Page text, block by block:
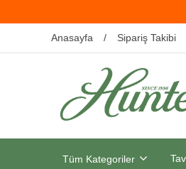
Anasayfa Sipariş Takibi
Tüm Kategoriler